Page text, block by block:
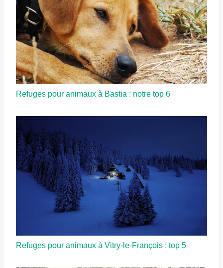
Refuges pour animaux à Bastia : notre top 6
Refuges pour animaux à Vitry-le-François : top 5